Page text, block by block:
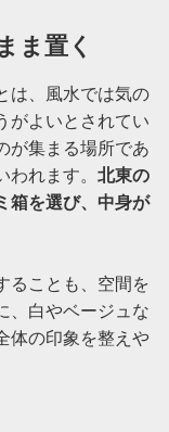
ま置く
は、風水では気の
がよいとされてい
が集まる場所であ
れます。 北東の
箱を選び、中身が
ることも、空間を
、白やベージュな
体の印象を整えや